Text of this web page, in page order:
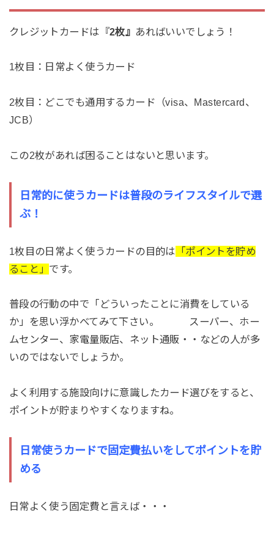
クレジットカードは『2枚』 あればいいでしょう！
1枚目：日常よく使うカード
2枚目：どこでも通用するカード（visa、Mastercard、
JCB）
この2枚があれば困ることはないと思います。
日常的に使うカードは普段のライフスタイルで選
ぶ！
1枚目の日常よく使うカードの目的は
「ポイントを貯め
ること」 です。
普段の行動の中で「どういったことに消費をしている
か」を思い浮かべてみて下さい。 スーパー、ホー
ムセンター、家電量販店、ネット通販・・などの人が多
いのではないでしょうか。
よく利用する施設向けに意識したカード選びをすると、
ポイントが貯まりやすくなりますね。
日常使うカードで固定費払いをしてポイントを貯
める
日常よく使う固定費と言えば・・・